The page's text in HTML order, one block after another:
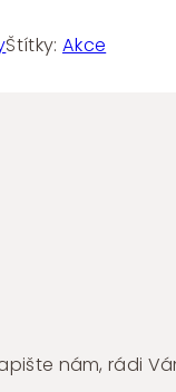
Štítky: Akce
nám, rádi